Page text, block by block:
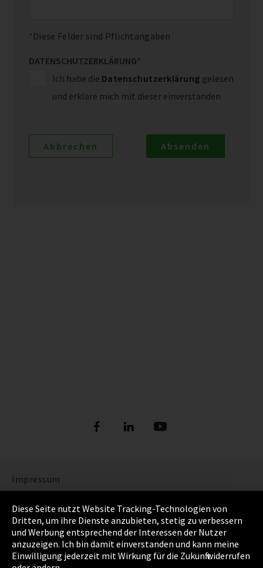
Diese Felder sind Pflichtangaben
DATENSCHUTZERKLÄRUNG*
Ich habe die Datenschutzerklärung gelesen
und erkläre mich mit dieser einverstanden
Impressum
Datenschutz
Cookie Einstellungen
AGB
Diese Seite nutzt Website Tracking-Technologien von
Dritten, um ihre Dienste anzubieten, stetig zu verbessern
und Werbung entsprechend der Interessen der Nutzer
anzuzeigen. Ich bin damit einverstanden und kann meine
Einwilligung jederzeit mit Wirkung für die Zukunft widerrufen